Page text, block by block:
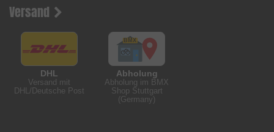
Versand
DHL
Versand mit
DHL/Deutsche Post
Abholung
Abholung im BMX
Shop Stuttgart
(Germany)